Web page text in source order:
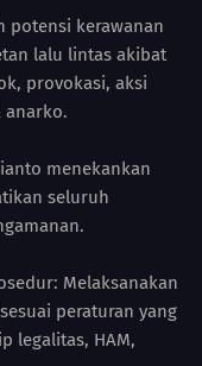
potensi kerawanan
lalu lintas akibat
provokasi, aksi
anarko.
menekankan
seluruh
Melaksanakan
peraturan yang
legalitas, HAM,